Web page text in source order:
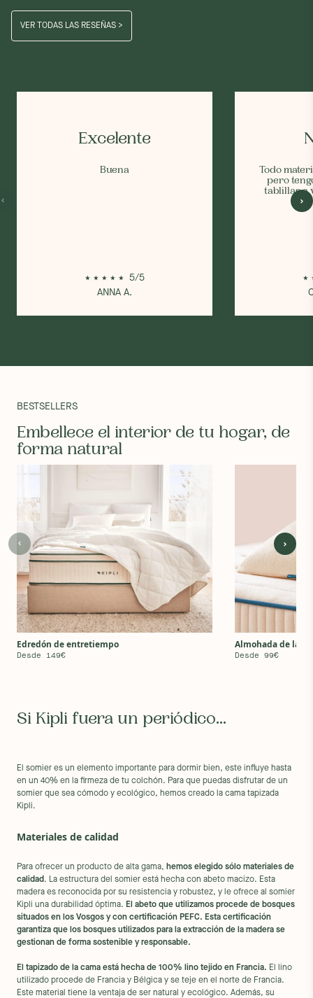
VER TODAS LAS RESEÑAS >
Excelente
Buena
5/5
ANNA A.
Todo
pero
tablillas a
BESTSELLERS
Embellece el interior de tu hogar, de
forma natural
Edredón de entretiempo
Desde 149€
Almohada de
Desde 99€
Si Kipli fuera un periódico...
El somier es un elemento importante para dormir bien, este influye hasta
en un 40% en la firmeza de tu colchón. Para que puedas disfrutar de un
somier que sea cómodo y ecológico, hemos creado la cama tapizada
Kipli.
Materiales de calidad
Para ofrecer un producto de alta gama, hemos elegido sólo materiales de
calidad . La estructura del somier está hecha con abeto macizo. Esta
madera es reconocida por su resistencia y robustez, y le ofrece al somier
Kipli una durabilidad óptima. El abeto que utilizamos procede de bosques
situados en los Vosgos y con certificación PEFC. Esta certificación
garantiza que los bosques utilizados para la extracción de la madera se
gestionan de forma sostenible y responsable.
El tapizado de la cama está hecha de 100% lino tejido en Francia. El lino
utilizado procede de Francia y Bélgica y se teje en el norte de Francia.
Este material tiene la ventaja de ser natural y ecológico. Además, su